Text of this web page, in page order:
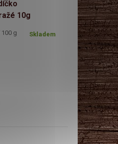
10g
100 g Skladem
Skládací
15 Kč